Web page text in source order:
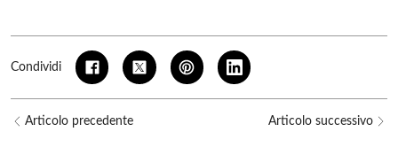
Condividi
Articolo precedente Articolo successivo